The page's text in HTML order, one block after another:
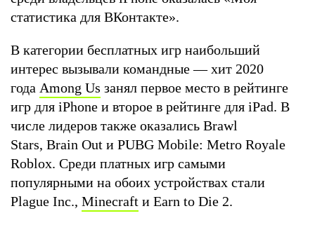
статистика для ВКонтакте».
В категории бесплатных игр наибольший
интерес вызывали командные — хит 2020
года Among Us занял первое место в рейтинге
игр для iPhone и второе в рейтинге для iPad. В
числе лидеров также оказались Brawl
Stars, Brain Out и PUBG Mobile: Metro Royale
Roblox. Среди платных игр самыми
популярными на обоих устройствах стали
Plague Inc., Minecraft и Earn to Die 2.